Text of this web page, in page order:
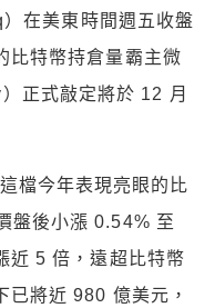
在美東時間週五收盤
比特幣持倉量霸主微
正式敲定將於 12 月
檔今年表現亮眼的比
盤後小漲 0.54% 至
近 5 倍，遠超比特幣
已將近 980 億美元，